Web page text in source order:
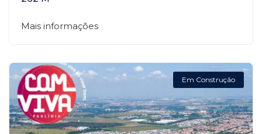
Mais informações
Em Construção